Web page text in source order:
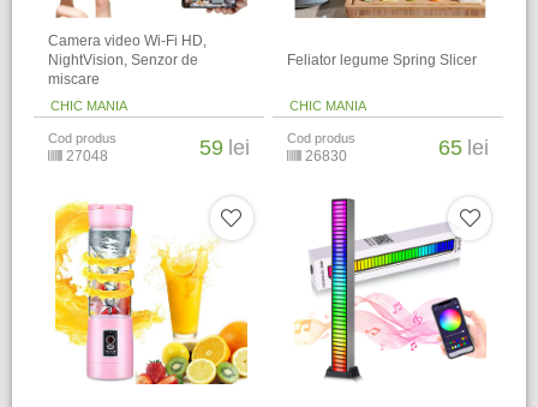
Camera video Wi-Fi HD,
NightVision, Senzor de
miscare
CHIC MANIA
Cod produs
27048 59 lei
Feliator legume Spring Slicer
CHIC MANIA
Cod produs
26830 65 lei